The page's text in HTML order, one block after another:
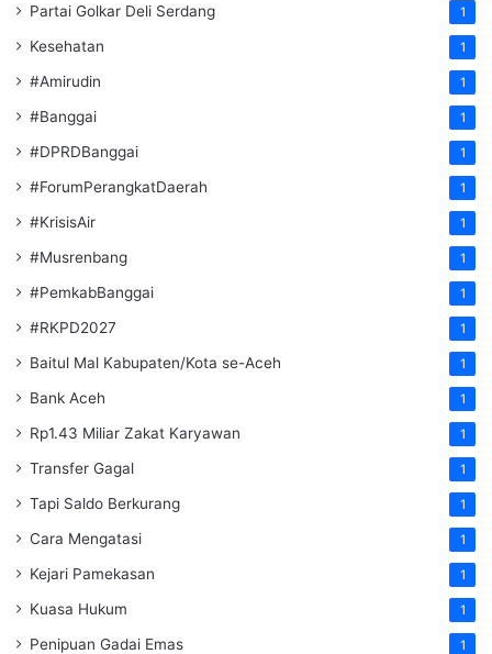
Partai Golkar Deli Serdang 1
Kesehatan 1
#Amirudin 1
#Banggai 1
#DPRDBanggai 1
#ForumPerangkatDaerah 1
#KrisisAir 1
#Musrenbang 1
#PemkabBanggai 1
#RKPD2027 1
Baitul Mal Kabupaten/Kota se-Aceh 1
Bank Aceh 1
Rp1.43 Miliar Zakat Karyawan 1
Transfer Gagal 1
Tapi Saldo Berkurang 1
Cara Mengatasi 1
Kejari Pamekasan 1
Kuasa Hukum 1
Penipuan Gadai Emas 1